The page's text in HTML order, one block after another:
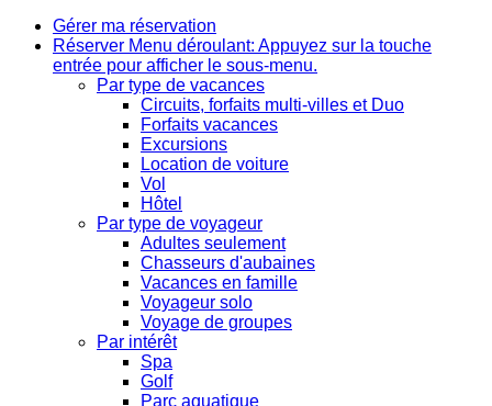
Gérer ma réservation
Réserver Menu déroulant: Appuyez sur la touche
entrée pour afficher le sous-menu.
Par type de vacances
Circuits, forfaits multi-villes et Duo
Forfaits vacances
Excursions
Location de voiture
Vol
Hôtel
Par type de voyageur
Adultes seulement
Chasseurs d'aubaines
Vacances en famille
Voyageur solo
Voyage de groupes
Par intérêt
Spa
Golf
Parc aquatique